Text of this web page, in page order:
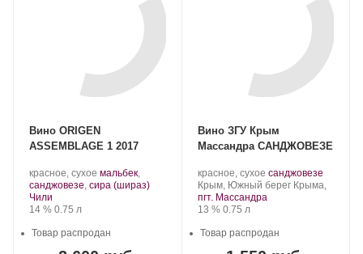
Вино ORIGEN
ASSEMBLAGE 1 2017
красное, сухое .
Сорт
мальбек,
санджовезе, сира (шираз).
Регион:
Чили
Крепость
14 %. Объем
0.75 л
Товар распродан
Вино ЗГУ Крым
Массандра САНДЖОВЕЗЕ
Производитель:
Массандра.
красное, сухое .
Сорт
санджовезе.
Регион:
Крым, Южный берег Крыма,
пгт. Массандра
Крепость
13 %. Объем
0.75 л
Товар распродан